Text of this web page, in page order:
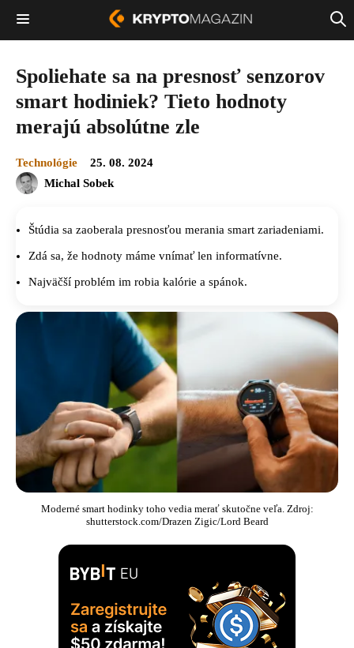
Spoliehate sa na presnosť senzorov
smart hodiniek? Tieto hodnoty
merajú absolútne zle
Technológie
25. 08. 2024
Michal Sobek
Štúdia sa zaoberala presnosťou merania smart zariadeniami.
Zdá sa, že hodnoty máme vnímať len informatívne.
Najväčší problém im robia kalórie a spánok.
Moderné smart hodinky toho vedia merať skutočne veľa. Zdroj:
shutterstock.com/Drazen Zigic/Lord Beard